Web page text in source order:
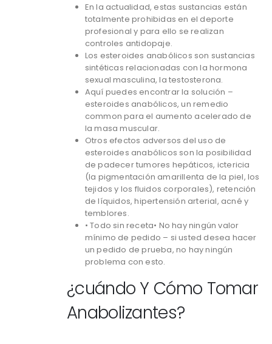
En la actualidad, estas sustancias están
totalmente prohibidas en el deporte
profesional y para ello se realizan
controles antidopaje.
Los esteroides anabólicos son sustancias
sintéticas relacionadas con la hormona
sexual masculina, la testosterona.
Aquí puedes encontrar la solución –
esteroides anabólicos, un remedio
common para el aumento acelerado de
la masa muscular.
Otros efectos adversos del uso de
esteroides anabólicos son la posibilidad
de padecer tumores hepáticos, ictericia
(la pigmentación amarillenta de la piel, los
tejidos y los fluidos corporales), retención
de líquidos, hipertensión arterial, acné y
temblores.
• Todo sin receta• No hay ningún valor
mínimo de pedido – si usted desea hacer
un pedido de prueba, no hay ningún
problema con esto.
¿cuándo Y Cómo Tomar
Anabolizantes?